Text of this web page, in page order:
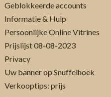
Geblokkeerde accounts
Informatie & Hulp
Persoonlijke Online Vitrines
Prijslijst 08-08-2023
Privacy
Uw banner op Snuffelhoek
Verkooptips: prijs